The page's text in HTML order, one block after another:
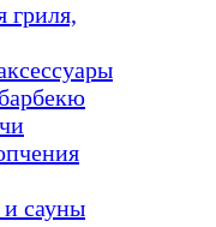
гриля,
и сауны